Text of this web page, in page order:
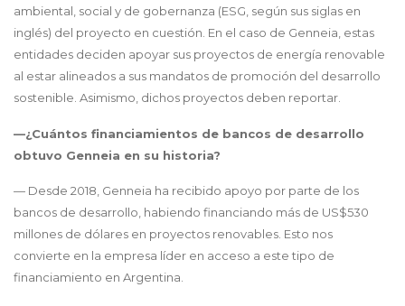
ambiental, social y de gobernanza (ESG, según sus siglas en
inglés) del proyecto en cuestión. En el caso de Genneia, estas
entidades deciden apoyar sus proyectos de energía renovable
al estar alineados a sus mandatos de promoción del desarrollo
sostenible. Asimismo, dichos proyectos deben reportar.
—¿Cuántos financiamientos de bancos de desarrollo
obtuvo Genneia en su historia?
— Desde 2018, Genneia ha recibido apoyo por parte de los
bancos de desarrollo, habiendo financiando más de US$530
millones de dólares en proyectos renovables. Esto nos
convierte en la empresa líder en acceso a este tipo de
financiamiento en Argentina.